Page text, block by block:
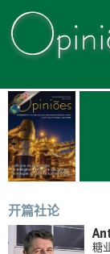
开篇社论
糖